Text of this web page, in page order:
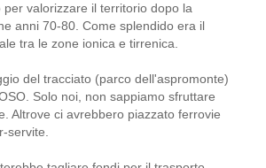
per valorizzare il territorio dopo la
anni 70-80. Come splendido era il
tra le zone ionica e tirrenica.
del tracciato (parco dell'aspromonte)
Solo noi, non sappiamo sfruttare
Altrove ci avrebbero piazzato ferrovie
servite.